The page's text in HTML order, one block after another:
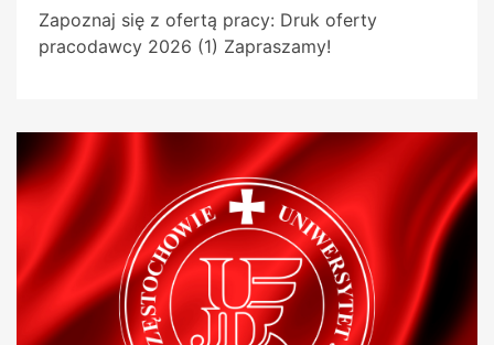
Zapoznaj się z ofertą pracy: Druk oferty
pracodawcy 2026 (1) Zapraszamy!